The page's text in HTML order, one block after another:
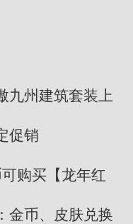
九州建筑套装上
促销
购买【龙年红
金币、皮肤兑换